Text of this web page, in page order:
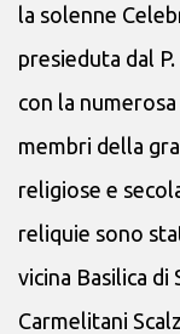
la solenne
presieduta dal
con la
membri della
religiose e
reliquie sono
vicina Basilica di
Carmelitani